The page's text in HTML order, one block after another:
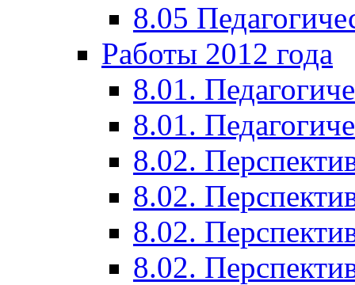
8.05
Работы 2012 года
8.01.
8.01.
8.02.
8.02.
8.02.
8.02.